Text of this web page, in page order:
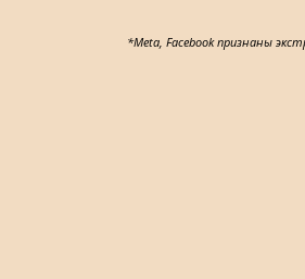
*Meta, Facebook признаны